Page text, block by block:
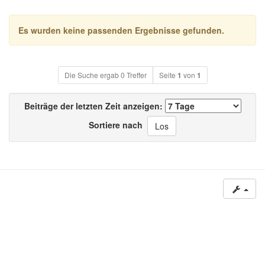
Es wurden keine passenden Ergebnisse gefunden.
Die Suche ergab 0 Treffer Seite 1 von 1
Beiträge der letzten Zeit anzeigen:
Sortiere nach